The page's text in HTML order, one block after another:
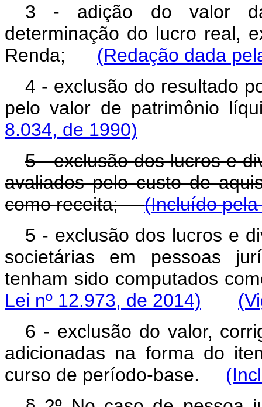
3 - adição do valor
determinação do lucro real,
Renda; (Redação dada
4 - exclusão do resultado
pelo valor de patrimônio
8.034, de 1990)
5 - exclusão dos lucros e
avaliados pelo custo de
como receita;(Incluído
5 - exclusão dos lucros e
societárias em pessoas
tenham sido
Lei nº 12.973, de 2014)
6 - exclusão do valor,
adicionadas na forma do
curso de período-base.